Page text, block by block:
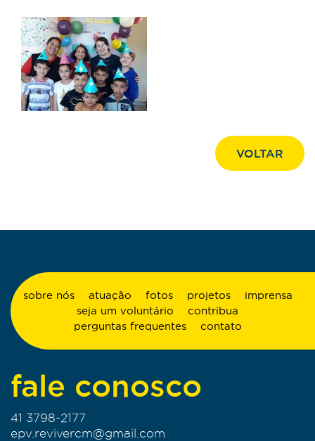
VOLTAR
sobre nós atuação fotos projetos
imprensa
seja um voluntário
contribua
perguntas frequentes
contato
fale conosco
41 3798-2177
epv.revivercm@gmail.com